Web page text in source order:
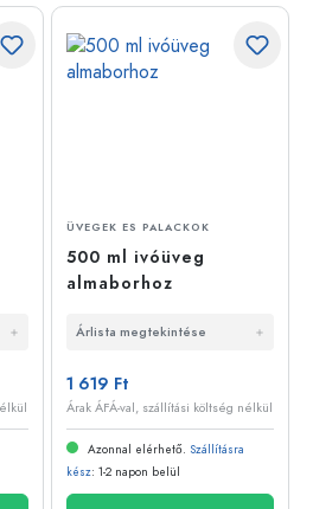
ÜVEGEK ES PALACKOK
500 ml ivóüveg
almaborhoz
Árlista megtekintése
1 619 Ft
Árak ÁFÁ-val, szállítási költség nélkül
Azonnal elérhető. Szállításra
kész: 1-2 napon belül